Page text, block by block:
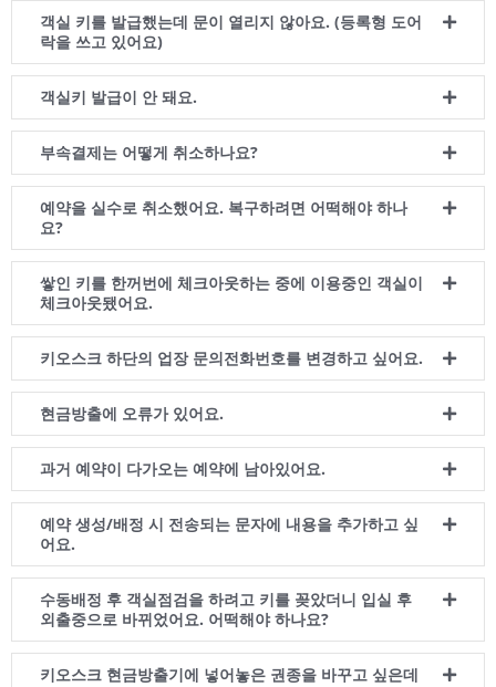
객실 키를 발급했는데 문이 열리지 않아요. (등록형 도어
락을 쓰고 있어요)
객실키 발급이 안 돼요.
부속결제는 어떻게 취소하나요?
예약을 실수로 취소했어요. 복구하려면 어떡해야 하나
요?
쌓인 키를 한꺼번에 체크아웃하는 중에 이용중인 객실이
체크아웃됐어요.
키오스크 하단의 업장 문의전화번호를 변경하고 싶어요.
현금방출에 오류가 있어요.
과거 예약이 다가오는 예약에 남아있어요.
예약 생성/배정 시 전송되는 문자에 내용을 추가하고 싶
어요.
수동배정 후 객실점검을 하려고 키를 꽂았더니 입실 후
외출중으로 바뀌었어요. 어떡해야 하나요?
키오스크 현금방출기에 넣어놓은 권종을 바꾸고 싶은데